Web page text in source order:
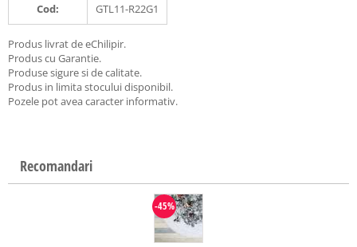
Cod: GTL11-R22G1
Produs livrat de eChilipir.
Produs cu Garantie.
Produse sigure si de calitate.
Produs in limita stocului disponibil.
Pozele pot avea caracter informativ.
Recomandari
-45%